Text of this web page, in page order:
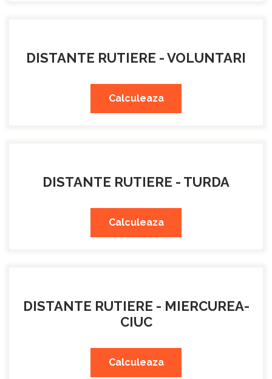
DISTANTE RUTIERE - VOLUNTARI
Calculeaza
DISTANTE RUTIERE - TURDA
Calculeaza
DISTANTE RUTIERE - MIERCUREA-
CIUC
Calculeaza